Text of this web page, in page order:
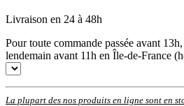
Livraison en 24 à 48h
Pour toute commande passée avant
lendemain avant 11h en Île-de-France
La plupart des nos produits en ligne sont en